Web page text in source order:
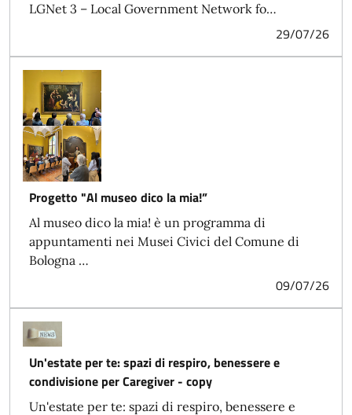
LGNet 3 – Local Government Network fo…
29/07/26
Progetto "Al museo dico la mia!”
Al museo dico la mia! è un programma di
appuntamenti nei Musei Civici del Comune di
Bologna …
09/07/26
Un'estate per te: spazi di respiro, benessere e
condivisione per Caregiver - copy
Un'estate per te: spazi di respiro, benessere e